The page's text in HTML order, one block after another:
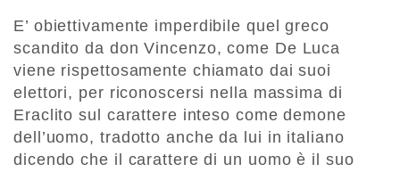
E’ obiettivamente imperdibile quel greco
scandito da don Vincenzo, come De Luca
viene rispettosamente chiamato dai suoi
elettori, per riconoscersi nella massima di
Eraclito sul carattere inteso come demone
dell’uomo, tradotto anche da lui in italiano
dicendo che il carattere di un uomo è il suo